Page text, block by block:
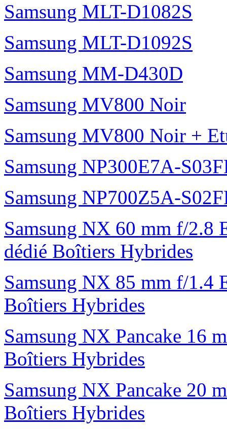
Samsung MLT-D1082S
Samsung MLT-D1092S
Samsung MM-D430D
Samsung MV800 Noir
Samsung MV800 Noir +
Samsung NP300E7A-
Samsung NP700Z5A-
Samsung NX 60 mm f/2.8
dédié Boîtiers Hybrides
Samsung NX 85 mm f/1.4
Boîtiers Hybrides
Samsung NX Pancake 16
Boîtiers Hybrides
Samsung NX Pancake 20
Boîtiers Hybrides